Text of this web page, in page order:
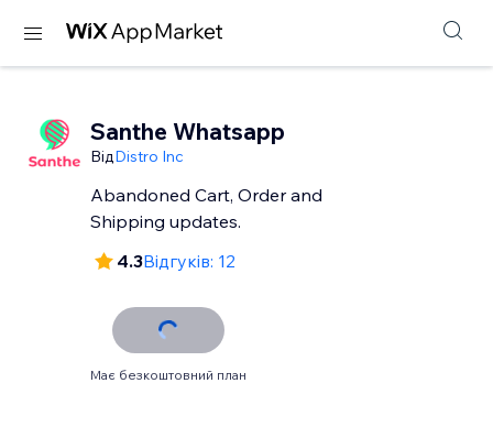
Santhe Whatsapp
ВідDistro Inc
Abandoned Cart, Order and
Shipping updates.
4.3Відгуків: 12
Має безкоштовний план